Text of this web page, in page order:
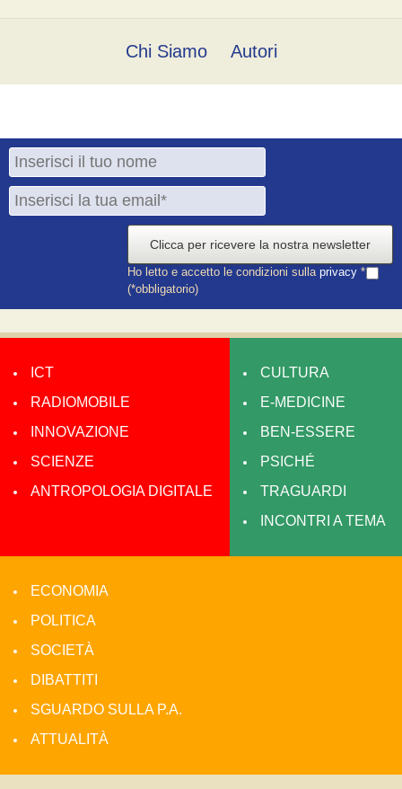
Chi Siamo Autori
Clicca per ricevere la nostra newsletter
Ho letto e accetto le condizioni sulla privacy *
(*obbligatorio)
ICT
RADIOMOBILE
INNOVAZIONE
SCIENZE
ANTROPOLOGIA DIGITALE
CULTURA
E-MEDICINE
BEN-ESSERE
PSICHÉ
TRAGUARDI
INCONTRI A TEMA
ECONOMIA
POLITICA
SOCIETÀ
DIBATTITI
SGUARDO SULLA P.A.
ATTUALITÀ